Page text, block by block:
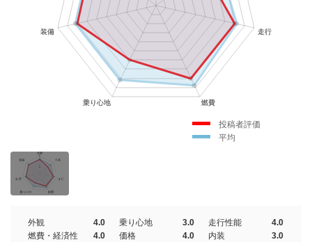
投稿者評価
平均
外観 4.0 乗り心地 3.0 走行性能
4.0
燃費・経済性
4.0 価格 4.0 内装
3.0